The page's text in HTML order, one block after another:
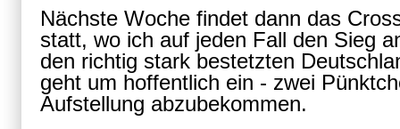
Nächste Woche findet dann das
statt, wo ich auf jeden Fall den Sieg
den richtig stark bestetzten
geht um hoffentlich ein - zwei
Aufstellung abzubekommen.